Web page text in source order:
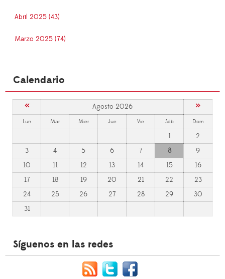
Abril 2025 (43)
Marzo 2025 (74)
Calendario
« Agosto 2026 »
Lun Mar Mier Jue Vie Sáb Dom
1
2
3
4 5 6 7 8
9
10
11 12 13 14 15
16
17
18 19 20 21 22
23
24
25 26 27 28 29
30
31
Síguenos en las redes